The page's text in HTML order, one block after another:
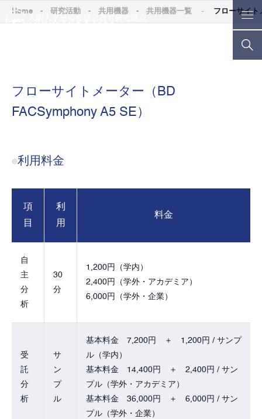
Equipment Lists
フローサイトメーター（BD FACSymphony A5 SE）
Home - 研究活動 - 共用機器 - 共用機器一覧 - フローサイ
フローサイトメーター（BD
FACSymphony A5 SE）
利用料金
項
目
利
用
料金
自
主
分
析
30
分
1,200円（学内）
2,400円（学外・アカデミア）
6,000円（学外・企業）
受
託
分
析
サ
ン
プ
ル
基本料金 7,200円 ＋ 1,200円 / サンプ
ル（学内）
基本料金 14,400円 ＋ 2,400円 / サン
プル（学外・アカデミア）
基本料金 36,000円 ＋ 6,000円 / サン
プル（学外・企業）